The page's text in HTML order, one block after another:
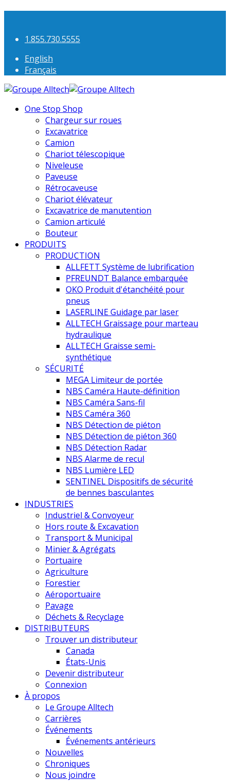
1.855.730.5555
English
Français
One Stop Shop
Chargeur sur roues
Excavatrice
Camion
Chariot télescopique
Niveleuse
Paveuse
Rétrocaveuse
Chariot élévateur
Excavatrice de manutention
Camion articulé
Bouteur
PRODUITS
PRODUCTION
ALLFETT Système de lubrification
PFREUNDT Balance embarquée
OKO Produit d'étanchéité pour
pneus
LASERLINE Guidage par laser
ALLTECH Graissage pour marteau
hydraulique
ALLTECH Graisse semi-
synthétique
SÉCURITÉ
MEGA Limiteur de portée
NBS Caméra Haute-définition
NBS Caméra Sans-fil
NBS Caméra 360
NBS Détection de piéton
NBS Détection de piéton 360
NBS Détection Radar
NBS Alarme de recul
NBS Lumière LED
SENTINEL Dispositifs de sécurité
de bennes basculantes
INDUSTRIES
Industriel & Convoyeur
Hors route & Excavation
Transport & Municipal
Minier & Agrégats
Portuaire
Agriculture
Forestier
Aéroportuaire
Pavage
Déchets & Recyclage
DISTRIBUTEURS
Trouver un distributeur
Canada
États-Unis
Devenir distributeur
Connexion
À propos
Le Groupe Alltech
Carrières
Événements
Événements antérieurs
Nouvelles
Chroniques
Nous joindre